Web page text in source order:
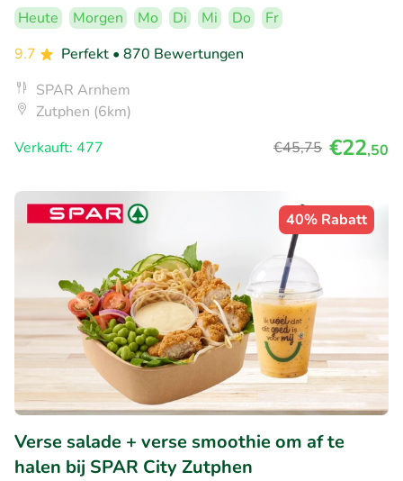
Heute Morgen Mo Di Mi Do
Fr
9.7
Perfekt • 870 Bewertungen
SPAR Arnhem
Zutphen (6km)
Verkauft: 477
€45,75 €22,50
40% Rabatt
Verse salade + verse smoothie om af te
halen bij SPAR City Zutphen